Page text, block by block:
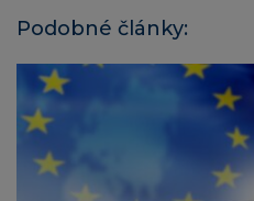
Podobné články: